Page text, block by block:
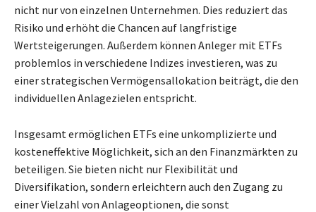
nicht nur von einzelnen Unternehmen. Dies reduziert das
Risiko und erhöht die Chancen auf langfristige
Wertsteigerungen. Außerdem können Anleger mit ETFs
problemlos in verschiedene Indizes investieren, was zu
einer strategischen Vermögensallokation beiträgt, die den
individuellen Anlagezielen entspricht.
Insgesamt ermöglichen ETFs eine unkomplizierte und
kosteneffektive Möglichkeit, sich an den Finanzmärkten zu
beteiligen. Sie bieten nicht nur Flexibilität und
Diversifikation, sondern erleichtern auch den Zugang zu
einer Vielzahl von Anlageoptionen, die sonst